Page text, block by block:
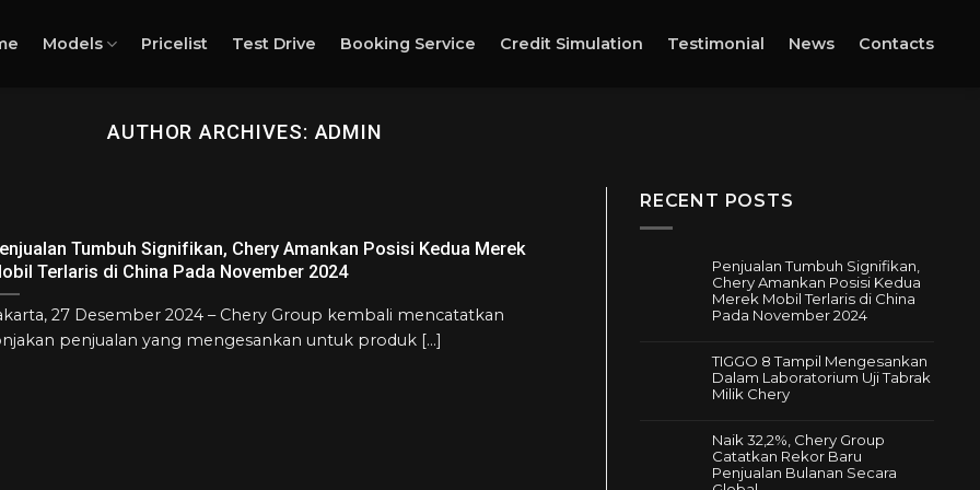
Models Pricelist Test Drive Booking Service Credit Simulation Testimonial News Contacts
AUTHOR ARCHIVES: ADMIN
Tumbuh Signifikan, Chery Amankan Posisi Kedua Merek
Terlaris di China Pada November 2024
27 Desember 2024 – Chery Group kembali mencatatkan
penjualan yang mengesankan untuk produk [...]
RECENT POSTS
Penjualan Tumbuh Signifikan,
Chery Amankan Posisi Kedua
Merek Mobil Terlaris di China
Pada November 2024
ada
komentar
pada
Penjualan
Signifikan,
Chery
Amankan
Posisi
TIGGO 8 Tampil Mengesankan
Dalam Laboratorium Uji Tabrak
Milik Chery
ada
komentar
pada
TIGGO
Naik 32,2%, Chery Group
Catatkan Rekor Baru
Penjualan Bulanan Secara